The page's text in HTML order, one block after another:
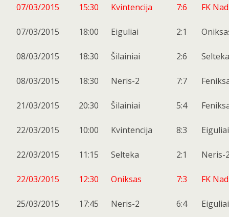
07/03/2015 15:30 Kvintencija 7:6 FK
07/03/2015 18:00 Eiguliai 2:1
08/03/2015 18:30 Šilainiai 2:6 Selteka
08/03/2015 18:30 Neris-2 7:7
21/03/2015 20:30 Šilainiai 5:4
22/03/2015 10:00 Kvintencija 8:3 Eiguliai
22/03/2015 11:15 Selteka 2:1 Neris-
22/03/2015 12:30 Oniksas 7:3 FK
25/03/2015 17:45 Neris-2 6:4 Eiguliai